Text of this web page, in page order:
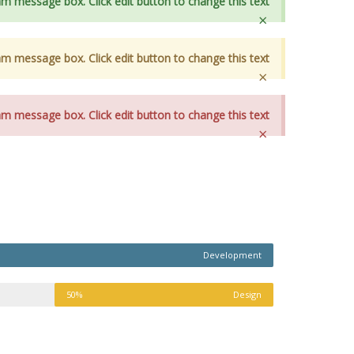
×
message box. Click edit button to change this text.
×
message box. Click edit button to change this text.
×
Development
Design
50%